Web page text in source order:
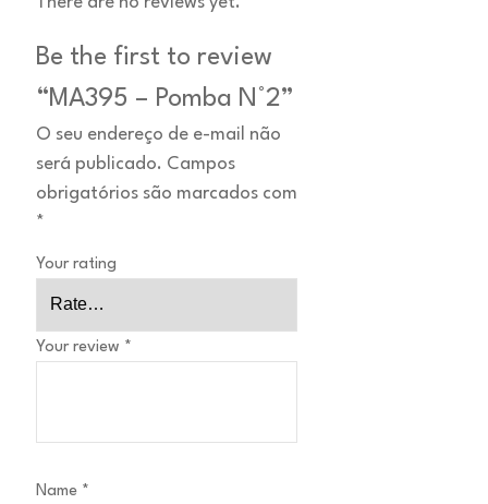
Be the first to review
“MA395 – Pomba N°2”
O seu endereço de e-mail não
será publicado. Campos
obrigatórios são marcados com
*
Your rating
Your review *
Name *